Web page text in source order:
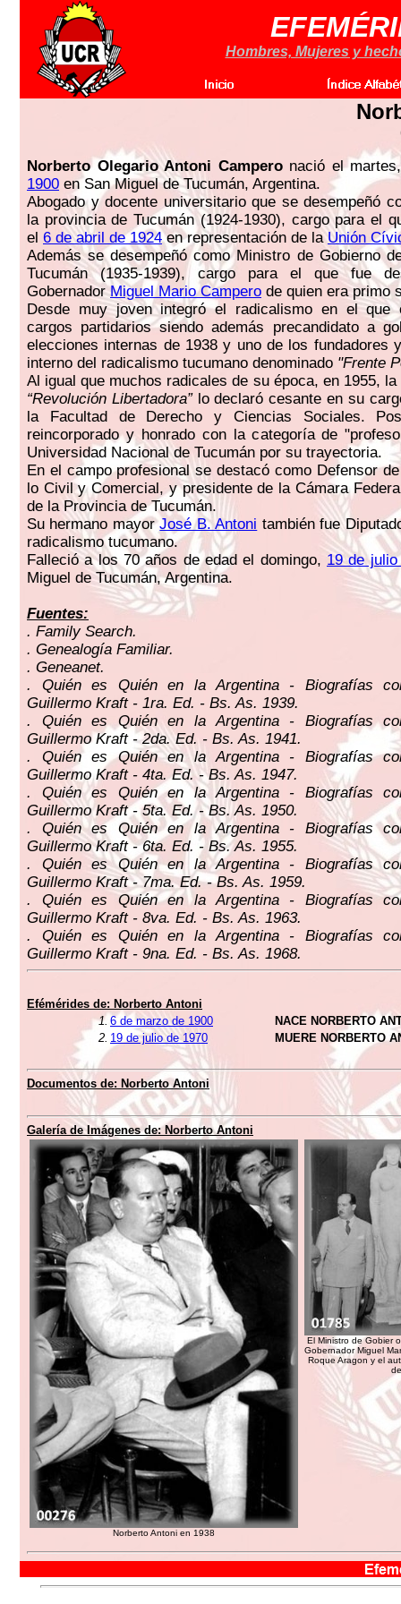
Hombres, Mujeres y
Norberto Olegario Antoni Camperonació el
1900 en San Miguel de Tucumán, Argentina.
Abogado y docente universitario que se desempeñó
la provincia de Tucumán (1924-1930), cargo para el
el 6 de abril de 1924en representación de la Unión
Además se desempeñó como Ministro de Gobierno
Tucumán (1935-1939), cargo para el que fue
GobernadorMiguel Mario Campero de quien era primo
Desde muy joven integró el radicalismo en el que
cargos partidarios siendo además precandidato a
elecciones internas de 1938 y uno de los fundadores
interno del radicalismo tucumano denominado "Frente
Al igual que muchos radicales de su época, en 1955, la
“Revolución Libertadora”lo declaró cesante en su
la Facultad de Derecho y Ciencias Sociales.
reincorporado y honrado con la categoría de
Universidad Nacional de Tucumán por su trayectoria.
En el campo profesional se destacó como Defensor
lo Civil y Comercial, y presidente de la Cámara
de la Provincia de Tucumán.
Su hermano mayorJosé B. Antoni también fue
radicalismo tucumano.
Falleció a los 70 años de edad el domingo, 19 de
Miguel de Tucumán, Argentina.
Fuentes:
. Family Search.
. Genealogía Familiar.
. Geneanet.
. Quién es Quién en la Argentina - Biografías
Guillermo Kraft - 1ra. Ed. - Bs. As. 1939.
. Quién es Quién en la Argentina - Biografías
Guillermo Kraft - 2da. Ed. - Bs. As. 1941.
. Quién es Quién en la Argentina - Biografías
Guillermo Kraft - 4ta. Ed. - Bs. As. 1947.
. Quién es Quién en la Argentina - Biografías
Guillermo Kraft - 5ta. Ed. - Bs. As. 1950.
. Quién es Quién en la Argentina - Biografías
Guillermo Kraft - 6ta. Ed. - Bs. As. 1955.
. Quién es Quién en la Argentina - Biografías
Guillermo Kraft - 7ma. Ed. - Bs. As. 1959.
. Quién es Quién en la Argentina - Biografías
Guillermo Kraft - 8va. Ed. - Bs. As. 1963.
. Quién es Quién en la Argentina - Biografías
Guillermo Kraft - 9na. Ed. - Bs. As. 1968.
Efémérides de: Norberto Antoni
1. 6 de marzo de 1900
NACE NORBERTO
2. 19 de julio de 1970 MUERE NORBERTO
Documentos de: Norberto Antoni
Galería de Imágenes de: Norberto Antoni
Norberto Antoni en 1938
El Ministro de Gobier
Gobernador Miguel
Roque Aragon y el